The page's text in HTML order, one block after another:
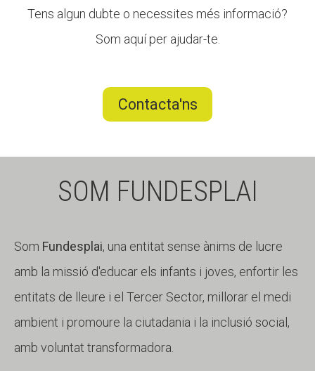
Tens algun dubte o necessites més informació?
Som aquí per ajudar-te.
Contacta'ns
SOM FUNDESPLAI
Som Fundesplai, una entitat sense ànims de lucre
amb la missió d'educar els infants i joves, enfortir les
entitats de lleure i el Tercer Sector, millorar el medi
ambient i promoure la ciutadania i la inclusió social,
amb voluntat transformadora.